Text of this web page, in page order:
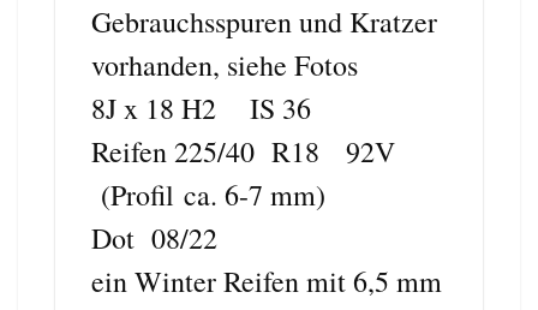
Gebrauchsspuren und Kratzer
vorhanden, siehe Fotos
8J x 18 H2 IS 36
Reifen 225/40 R18 92V
(Profil ca. 6-7 mm)
Dot 08/22
ein Winter Reifen mit 6,5 mm